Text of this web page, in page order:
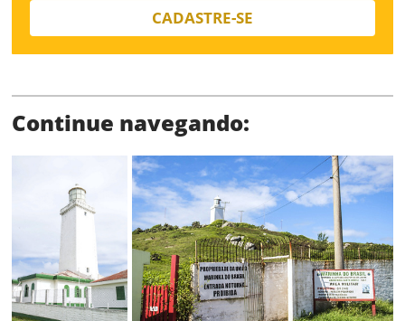
CADASTRE-SE
Continue navegando:
Limite de download